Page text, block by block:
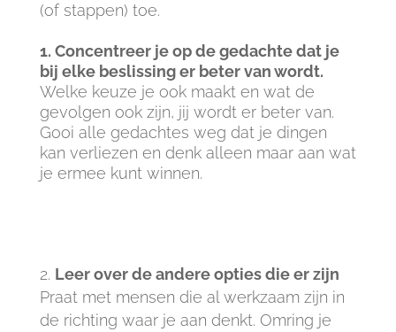
(of stappen) toe.
1. Concentreer je op de gedachte dat je
bij elke beslissing er beter van wordt.
Welke keuze je ook maakt en wat de
gevolgen ook zijn, jij wordt er beter van.
Gooi alle gedachtes weg dat je dingen
kan verliezen en denk alleen maar aan wat
je ermee kunt winnen.
Leer over de andere opties die er zijn
Praat met mensen die al werkzaam zijn in
de richting waar je aan denkt. Omring je